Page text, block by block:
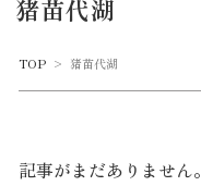
猪苗代湖
TOP > 猪苗代湖
記事がまだありません。